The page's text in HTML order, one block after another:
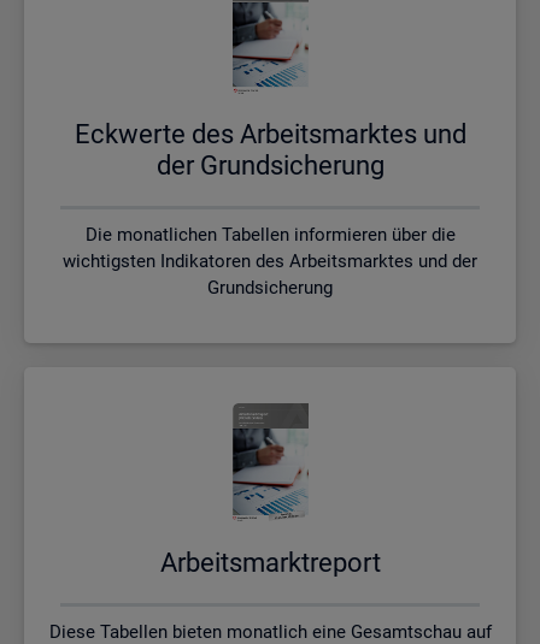
Eck­wer­te des Ar­beits­mark­tes und
der Grund­si­che­rung
Die monatlichen Tabellen informieren über die
wichtigsten Indikatoren des Arbeitsmarktes und der
Grundsicherung
Ar­beits­markt­re­port
Diese Tabellen bieten monatlich eine Gesamtschau auf